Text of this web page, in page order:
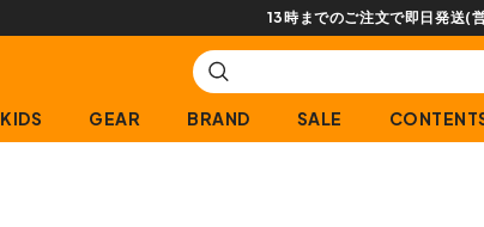
【会員限定】交換送料片
KIDS GEAR BRAND SALE